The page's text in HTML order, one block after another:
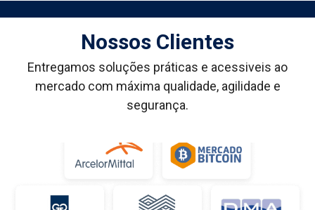
Nossos Clientes
Entregamos soluções práticas e acessiveis ao
mercado com máxima qualidade, agilidade e
segurança.